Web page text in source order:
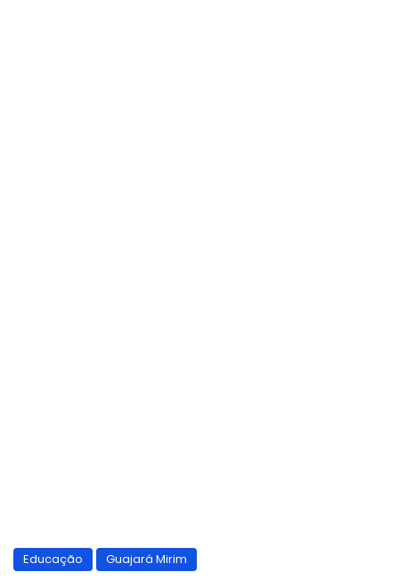
Educação Guajará Mirim